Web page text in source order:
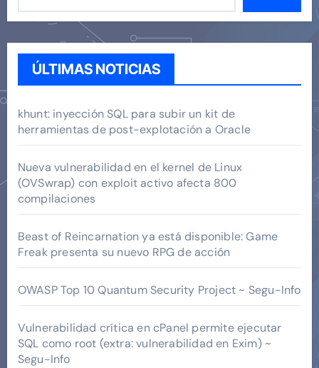
ÚLTIMAS NOTICIAS
khunt: inyección SQL para subir un kit de
herramientas de post-explotación a Oracle
Nueva vulnerabilidad en el kernel de Linux
(OVSwrap) con exploit activo afecta 800
compilaciones
Beast of Reincarnation ya está disponible: Game
Freak presenta su nuevo RPG de acción
OWASP Top 10 Quantum Security Project ~ Segu-Info
Vulnerabilidad crítica en cPanel permite ejecutar
SQL como root (extra: vulnerabilidad en Exim) ~
Segu-Info